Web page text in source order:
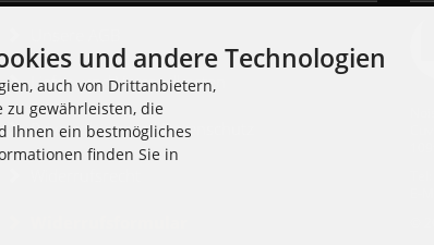
Liefer- und Versandkosten
Privatsphäre und Datenschutz
©
und andere Technologien
auch von Drittanbietern,
zu gewährleisten, die
Ihnen ein bestmögliches
finden Sie in